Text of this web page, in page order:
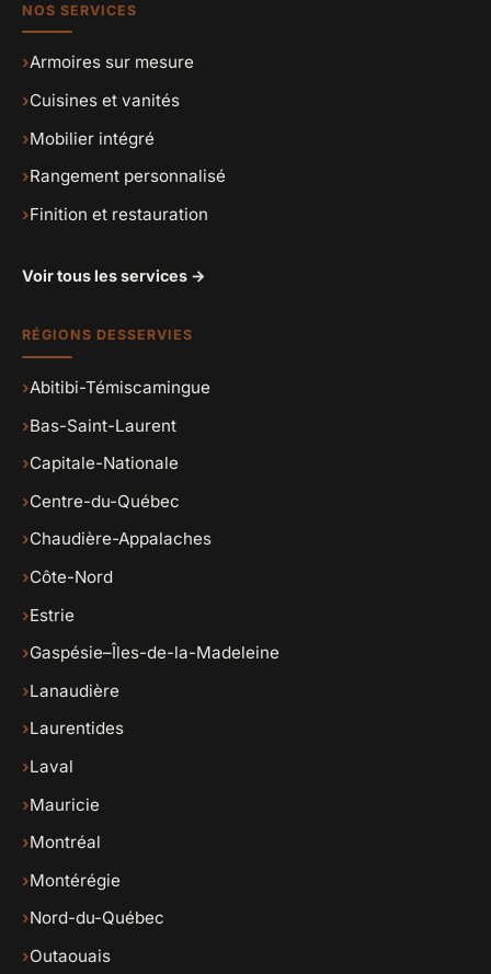
NOS SERVICES
›Armoires sur mesure
›Cuisines et vanités
›Mobilier intégré
›Rangement personnalisé
›Finition et restauration
Voir tous les services →
RÉGIONS DESSERVIES
›Abitibi-Témiscamingue
›Bas-Saint-Laurent
›Capitale-Nationale
›Centre-du-Québec
›Chaudière-Appalaches
›Côte-Nord
›Estrie
›Gaspésie–Îles-de-la-Madeleine
›Lanaudière
›Laurentides
›Laval
›Mauricie
›Montréal
›Montérégie
›Nord-du-Québec
›Outaouais